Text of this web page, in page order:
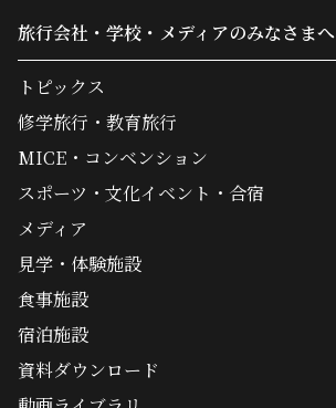
旅行会社・学校・メディアのみなさまへ
トピックス
修学旅行・教育旅行
MICE・コンベンション
スポーツ・文化イベント・合宿
メディア
見学・体験施設
食事施設
宿泊施設
資料ダウンロード